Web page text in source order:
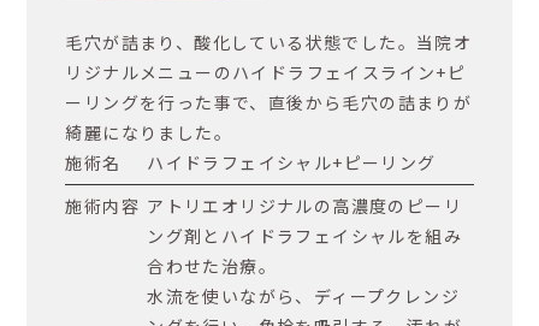
毛穴が詰まり、酸化している状態でした。当院オ
リジナルメニューのハイドラフェイスライン+ピ
ーリングを行った事で、直後から毛穴の詰まりが
綺麗になりました。
施術名
ハイドラフェイシャル+ピーリング
施術内容 アトリエオリジナルの高濃度のピーリ
ング剤とハイドラフェイシャルを組み
合わせた治療。
水流を使いながら、ディープクレンジ